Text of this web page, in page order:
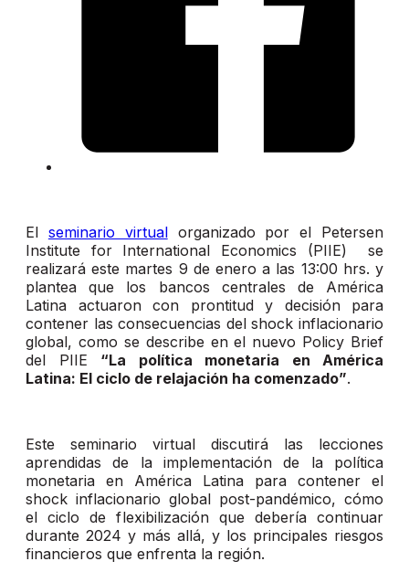
El seminario virtualorganizado por el Petersen
Institute for International Economics (PIIE) se
realizará este martes 9 de enero a las 13:00 hrs. y
plantea que los bancos centrales de América
Latina actuaron con prontitud y decisión para
contener las consecuencias del shock inflacionario
global, como se describe en el nuevo Policy Brief
del PIIE “La política monetaria en América
Latina: El ciclo de relajación ha comenzado”.
Este seminario virtual discutirá las lecciones
aprendidas de la implementación de la política
monetaria en América Latina para contener el
shock inflacionario global post-pandémico, cómo
el ciclo de flexibilización que debería continuar
durante 2024 y más allá, y los principales riesgos
financieros que enfrenta la región.